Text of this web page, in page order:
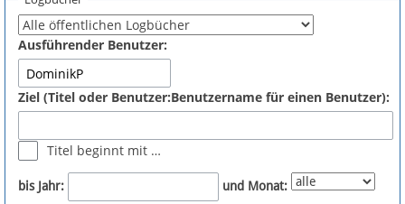
Fördermitglied werden
Fehler melden
Newsletter
Ausführender Benutzer:
Ziel (Titel oder Benutzer:Benutzername für einen Benutzer):
Titel beginnt mit …
bis Jahr: und Monat: